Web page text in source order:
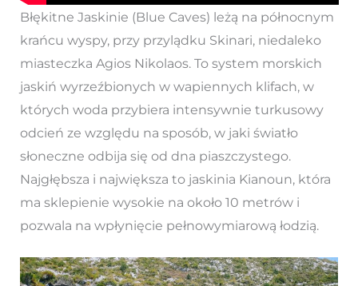
Błękitne Jaskinie (Blue Caves) leżą na północnym
krańcu wyspy, przy przylądku Skinari, niedaleko
miasteczka Agios Nikolaos. To system morskich
jaskiń wyrzeźbionych w wapiennych klifach, w
których woda przybiera intensywnie turkusowy
odcień ze względu na sposób, w jaki światło
słoneczne odbija się od dna piaszczystego.
Najgłębsza i największa to jaskinia Kianoun, która
ma sklepienie wysokie na około 10 metrów i
pozwala na wpłynięcie pełnowymiarową łodzią.